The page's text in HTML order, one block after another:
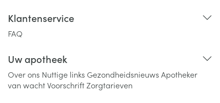
Klantenservice
FAQ
Uw apotheek
Over ons Nuttige links Gezondheidsnieuws Apotheker
van wachtVoorschriftZorgtarieven